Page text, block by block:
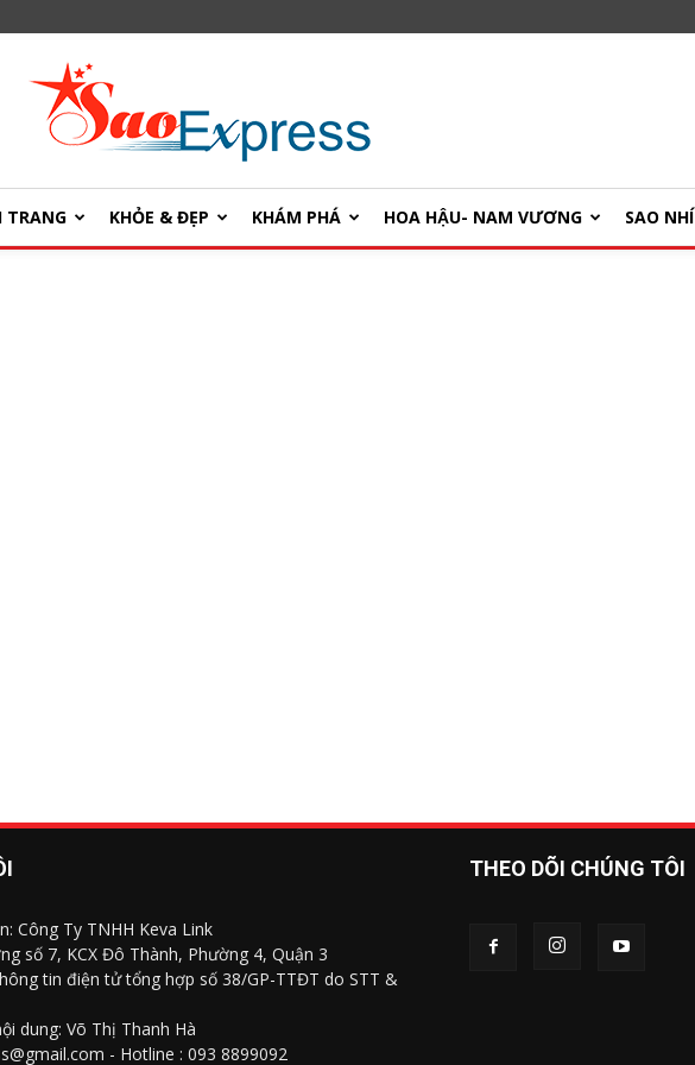
SaoExpress
TRANG KHỎE & ĐẸP KHÁM PHÁ HOA HẬU- NAM VƯƠNG SAO NHÍ
Công Ty TNHH Keva Link
số 7, KCX Đô Thành, Phường 4, Quận 3
tin điện tử tổng hợp số 38/GP-TTĐT do STT &
dung: Võ Thị Thanh Hà
- Hotline : 093 8899092
THEO DÕI CHÚNG TÔI